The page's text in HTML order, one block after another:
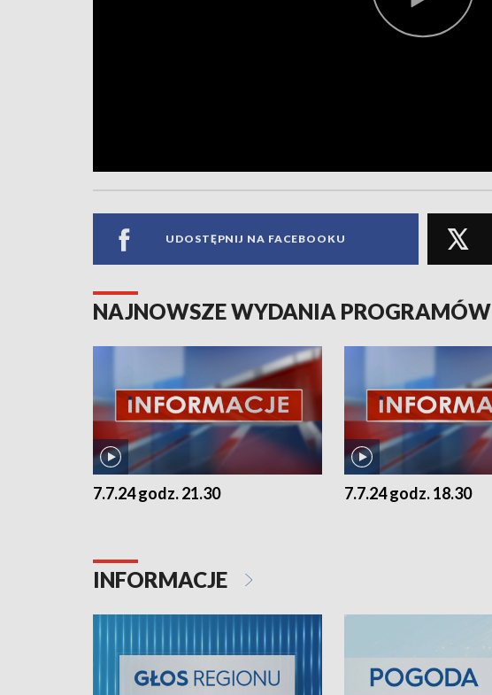
UDOSTĘPNIJ NA FACEBOOKU
NAJNOWSZE WYDANIA PROGRAMÓW
7.7.24 godz. 21.30 7.7.24 godz. 18.30
INFORMACJE